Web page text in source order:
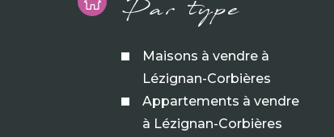
Par type
Maisons à vendre à
Lézignan-Corbières
Appartements à vendre
à Lézignan-Corbières